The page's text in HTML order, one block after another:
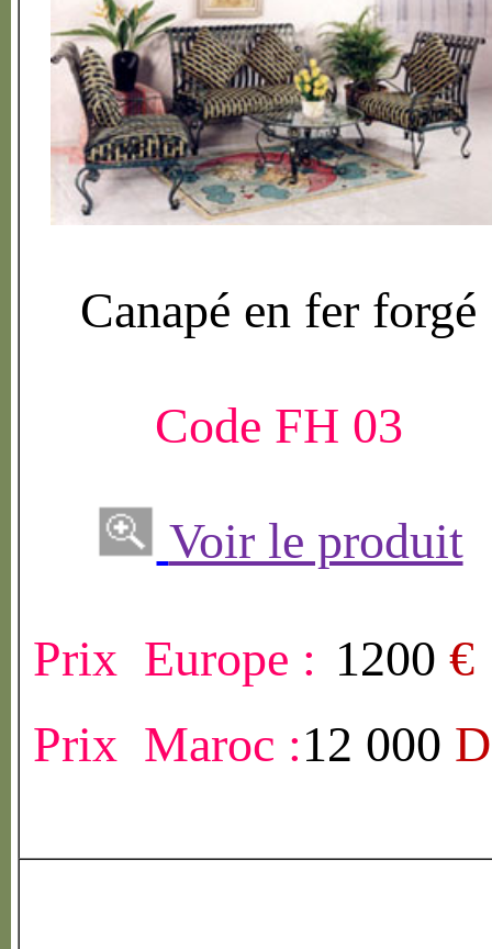
Canapé en fer forgé
Code FH 03
Voir le produit
Prix Europe : 1200 €
Prix Maroc :12 000